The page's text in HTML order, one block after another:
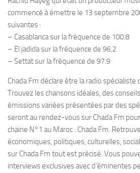
commencé à émettre le 13 septembre
suivantes :
– Casablanca sur la fréquence de 100.8
– El jadida sur la fréquence de 96.2
– Settat sur la fréquence de 97.9
Chada Fm déclare être la radio spécialiste
Trouvez les chansons idéales, des
émissions variées présentées par des
seront au rendez-vous sur Chada Fm
chaine N°1 au Maroc : Chada Fm.
économiques, politiques, culturelles,
sur Chada Fm tout est précisé. Vous
interviews exclusives avec d’éminentes